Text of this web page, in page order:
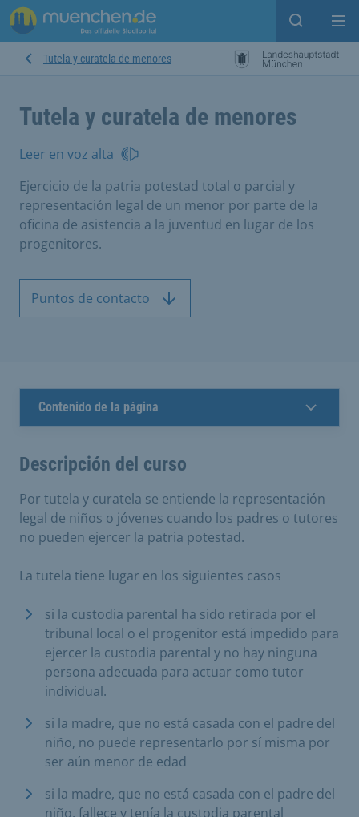
Open
Tutela y curatela de menores
Tutela y curatela de menores
Leer en voz alta
Ejercicio de la patria potestad total o parcial y
representación legal de un menor por parte de la
oficina de asistencia a la juventud en lugar de los
progenitores.
Puntos de contacto
Contenido de la página
Descripción del curso
Por tutela y curatela se entiende la representación
legal de niños o jóvenes cuando los padres o tutores
no pueden ejercer la patria potestad.
La tutela tiene lugar en los siguientes casos
si la custodia parental ha sido retirada por el
tribunal local o el progenitor está impedido para
ejercer la custodia parental y no hay ninguna
persona adecuada para actuar como tutor
individual.
si la madre, que no está casada con el padre del
niño, no puede representarlo por sí misma por
ser aún menor de edad
si la madre, que no está casada con el padre del
niño, fallece y tenía la custodia parental